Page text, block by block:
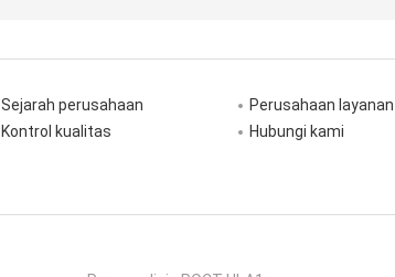
Sejarah perusahaan
Perusahaan layanan
Kontrol kualitas Hubungi kami